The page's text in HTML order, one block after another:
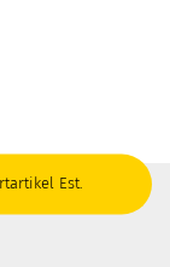
Est.